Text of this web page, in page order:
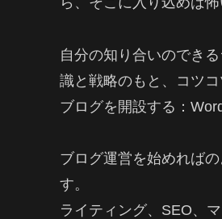
自分の知り合いのでき
識と戦略のもと、コツ
ブログを開設する：
ブログ運営を始めれば
す。
ライティング、SEO、